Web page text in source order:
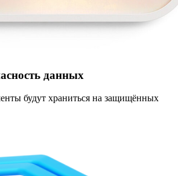
данных
будут храниться на защищённых